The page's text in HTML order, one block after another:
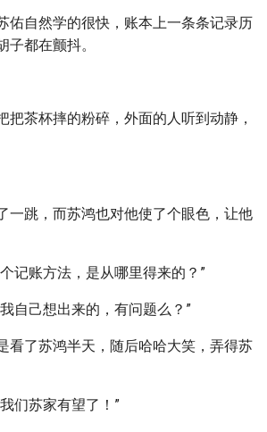
佑自然学的很快，账本上一条条记录历
子都在颤抖。
把茶杯摔的粉碎，外面的人听到动静，
一跳，而苏鸿也对他使了个眼色，让他
记账方法，是从哪里得来的？”
自己想出来的，有问题么？”
看了苏鸿半天，随后哈哈大笑，弄得苏
们苏家有望了！”